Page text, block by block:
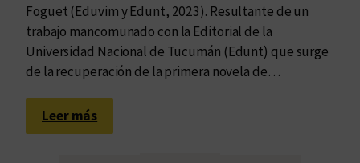
Foguet (Eduvim y Edunt, 2023). Resultante de un
trabajo mancomunado con la Editorial de la
Universidad Nacional de Tucumán (Edunt) que surge
de la recuperación de la primera novela de…
Leer más:
L